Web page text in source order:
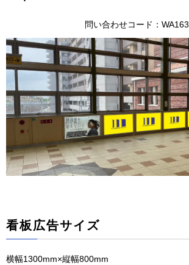
問い合わせコード：WA163
看板広告サイズ
横幅1300mm×縦幅800mm